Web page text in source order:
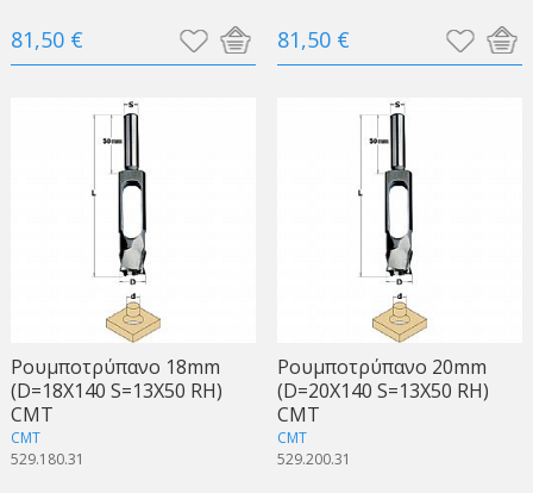
81,50 € 81,50 €
Ρουμποτρύπανο 18mm
(D=18X140 S=13X50 RH)
CMT
CMT
529.180.31
Ρουμποτρύπανο 20mm
(D=20X140 S=13X50 RH)
CMT
CMT
529.200.31